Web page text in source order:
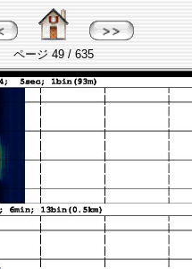
ページ 49 / 635